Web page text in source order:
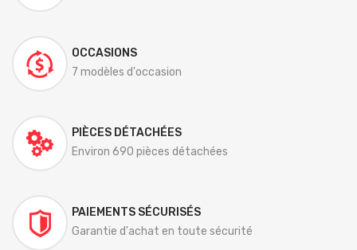
OCCASIONS
7 modèles d'occasion
PIÈCES DÉTACHÉES
Environ 690 pièces détachées
PAIEMENTS SÉCURISÉS
Garantie d'achat en toute sécurité